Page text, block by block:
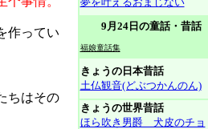
作ってい
ちはその
9月24日の童話・昔話
福娘童話集
きょうの日本昔話
土仏観音(どぶつかんのん)
きょうの世界昔話
ほら吹き男爵 犬皮のチョ